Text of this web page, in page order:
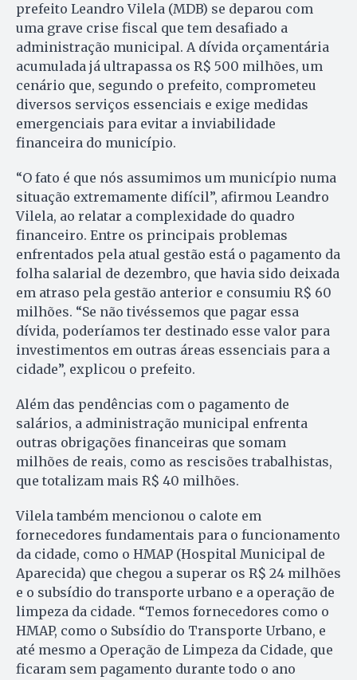
prefeito Leandro Vilela (MDB) se deparou com
uma grave crise fiscal que tem desafiado a
administração municipal. A dívida orçamentária
acumulada já ultrapassa os R$ 500 milhões, um
cenário que, segundo o prefeito, comprometeu
diversos serviços essenciais e exige medidas
emergenciais para evitar a inviabilidade
financeira do município.
“O fato é que nós assumimos um município numa
situação extremamente difícil”, afirmou Leandro
Vilela, ao relatar a complexidade do quadro
financeiro. Entre os principais problemas
enfrentados pela atual gestão está o pagamento da
folha salarial de dezembro, que havia sido deixada
em atraso pela gestão anterior e consumiu R$ 60
milhões. “Se não tivéssemos que pagar essa
dívida, poderíamos ter destinado esse valor para
investimentos em outras áreas essenciais para a
cidade”, explicou o prefeito.
Além das pendências com o pagamento de
salários, a administração municipal enfrenta
outras obrigações financeiras que somam
milhões de reais, como as rescisões trabalhistas,
que totalizam mais R$ 40 milhões.
Vilela também mencionou o calote em
fornecedores fundamentais para o funcionamento
da cidade, como o HMAP (Hospital Municipal de
Aparecida) que chegou a superar os R$ 24 milhões
e o subsídio do transporte urbano e a operação de
limpeza da cidade. “Temos fornecedores como o
HMAP, como o Subsídio do Transporte Urbano, e
até mesmo a Operação de Limpeza da Cidade, que
ficaram sem pagamento durante todo o ano